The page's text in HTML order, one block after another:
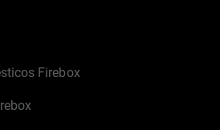
Firebox